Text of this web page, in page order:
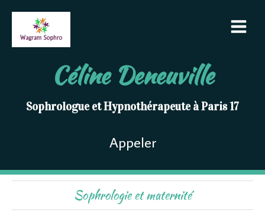
Céline Deneuville
Sophrologue et Hypnothérapeute à Paris 17
Appeler
Sophrologie et maternité